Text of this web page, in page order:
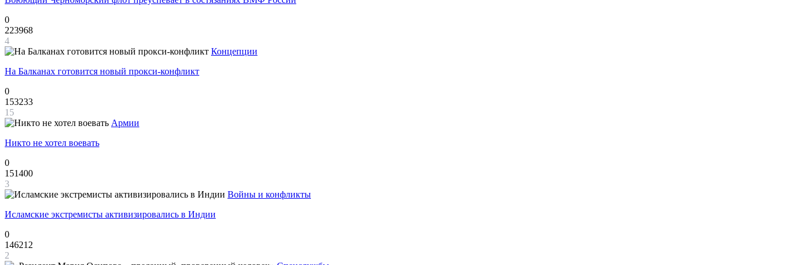
0
223968
4
Концепции
На Балканах готовится новый прокси-конфликт
0
153233
15
Армии
Никто не хотел воевать
0
151400
3
Войны и конфликты
Исламские экстремисты активизировались в Индии
0
146212
2